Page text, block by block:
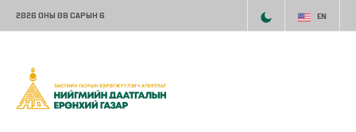
2026 ОНЫ 08 САРЫН 6 EN